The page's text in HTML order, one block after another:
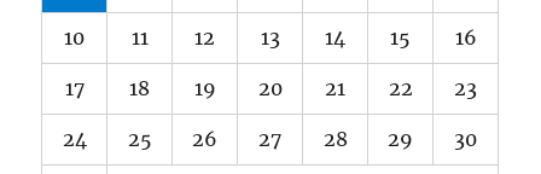
10 11 12 13 14 15 16
17 18 19 20 21 22 23
24 25 26 27 28 29 30